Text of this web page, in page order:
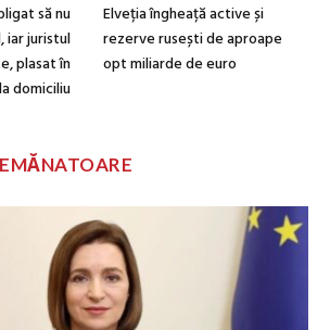
să nu
iar juristul
plasat în
domiciliu
Elveția îngheață active și
rezerve rusești de aproape
opt miliarde de euro